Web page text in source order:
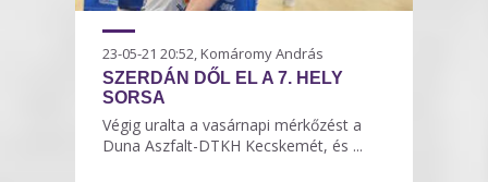
23-05-21 20:52, Komáromy András
SZERDÁN DŐL EL A 7. HELY
SORSA
Végig uralta a vasárnapi mérkőzést a
Duna Aszfalt-DTKH Kecskemét, és ...